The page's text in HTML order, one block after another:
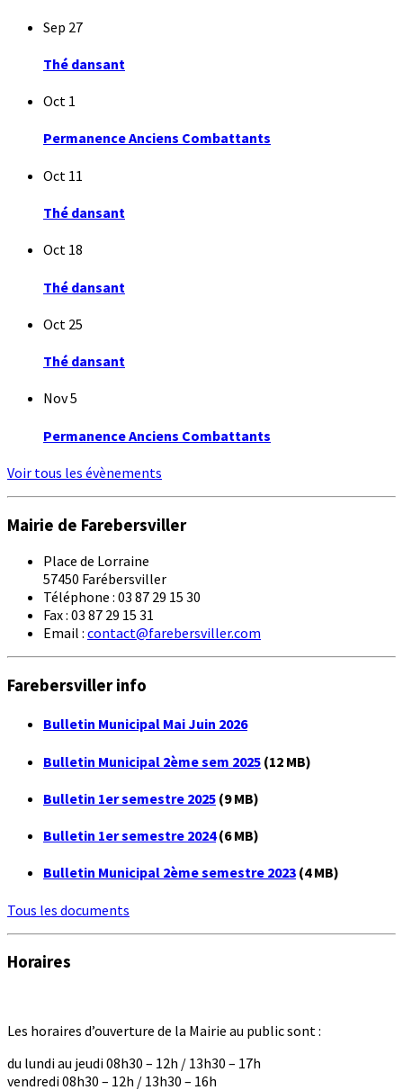
Sep 27
Thé dansant
Oct 1
Permanence Anciens Combattants
Oct 11
Thé dansant
Oct 18
Thé dansant
Oct 25
Thé dansant
Nov5
Permanence Anciens Combattants
Voir tous les évènements
Mairie de Farebersviller
Place de Lorraine
57450 Farébersviller
Téléphone : 03 87 29 15 30
Fax : 03 87 29 15 31
Email : contact@farebersviller.com
Farebersviller info
Bulletin Municipal Mai Juin 2026
Bulletin Municipal 2ème sem 2025 (12 MB)
Bulletin 1er semestre 2025 (9 MB)
Bulletin 1er semestre 2024 (6 MB)
Bulletin Municipal 2ème semestre 2023 (4 MB)
Tous les documents
Horaires
Les horaires d’ouverture de la Mairie au public sont :
du lundi au jeudi 08h30 – 12h / 13h30 – 17h
vendredi 08h30 – 12h / 13h30 – 16h